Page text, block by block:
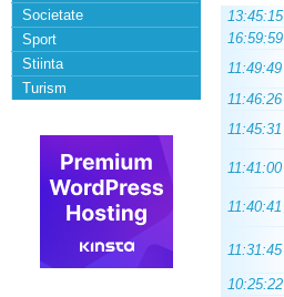
Societate
Sport
Stiinta
Turism
13:45:15
16:59:59
11:49:49
11:46:26
11:45:31
11:41:00
11:40:41
11:31:45
10:25:22